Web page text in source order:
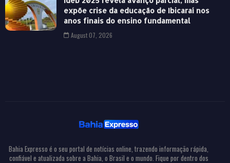
expõe crise da educação de Ibicaraí nos
anos finais do ensino fundamental
August 07, 2026
Bahia Expresso é o seu portal de notícias online, trazendo informação rápida,
confiável e atualizada sobre a Bahia, o Brasil e o mundo. Fique por dentro dos